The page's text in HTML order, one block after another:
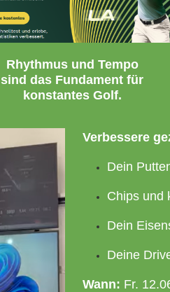
Rhythmus und Tempo
sind das Fundament für
konstantes Golf.
Verbessere
Dein
Chips und
Dein
Deine
Wann: Fr.